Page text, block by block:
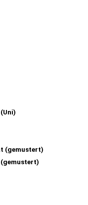
(gemustert)
(gemustert)